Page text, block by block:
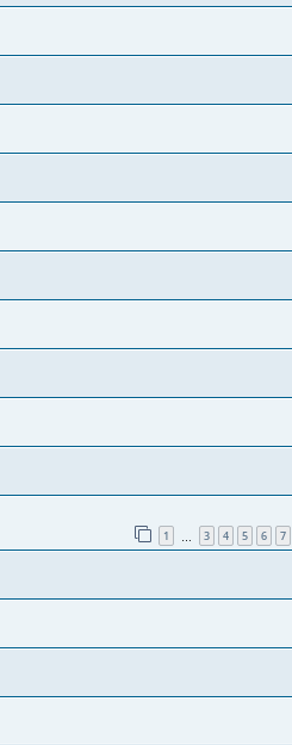
1 3 4 5 6 7